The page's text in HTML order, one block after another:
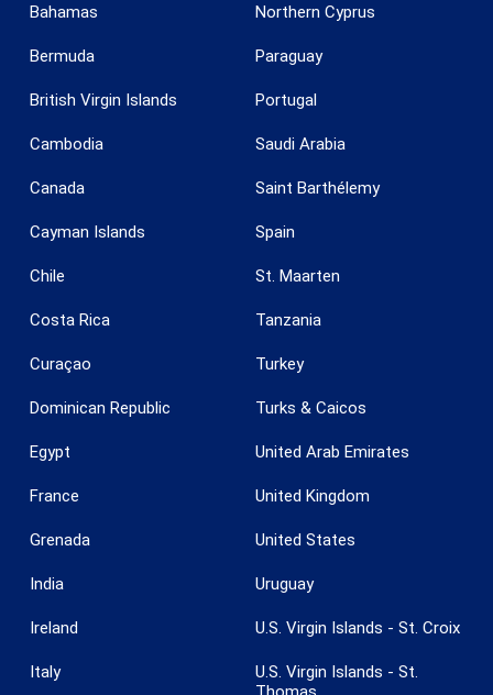
Bahamas
Bermuda
British Virgin Islands
Cambodia
Canada
Cayman Islands
Chile
Costa Rica
Curaçao
Dominican Republic
Egypt
France
Grenada
India
Ireland
Italy
Northern Cyprus
Paraguay
Portugal
Saudi Arabia
Saint Barthélemy
Spain
St. Maarten
Tanzania
Turkey
Turks & Caicos
United Arab Emirates
United Kingdom
United States
Uruguay
U.S. Virgin Islands - St. Croix
U.S. Virgin Islands - St.
Aceptar todas